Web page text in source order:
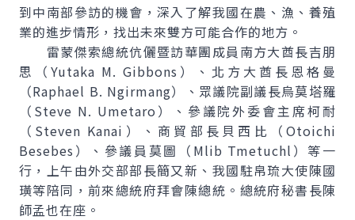
到中南部參訪的機會，深入了解我國在農、漁、養殖
業的進步情形，找出未來雙方可能合作的地方。
雷蒙傑索總統伉儷暨訪華團成員南方大酋長吉朋
思（Yutaka M. Gibbons）、北方大酋長恩格曼
（Raphael B. Ngirmang）、眾議院副議長烏莫塔羅
（Steve N. Umetaro）、參議院外委會主席柯耐
（Steven Kanai）、商貿部長貝西比（Otoichi
Besebes）、參議員莫圖（Mlib Tmetuchl）等一
行，上午由外交部部長簡又新、我國駐帛琉大使陳國
璜等陪同，前來總統府拜會陳總統。總統府秘書長陳
師孟也在座。